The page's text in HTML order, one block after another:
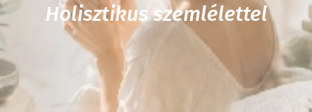
Holisztikus szemlélettel